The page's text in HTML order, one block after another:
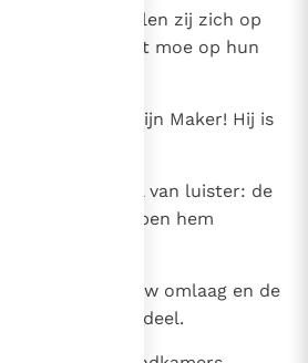
de Heilige stellen zij zich op
zij worden niet moe op hun
aan en zegen zijn Maker! Hij is
zo schoon.
hemel een cirkel van luister: de
hebben hem
bevel de sneeuw omlaag en de
van zijn oordeel.